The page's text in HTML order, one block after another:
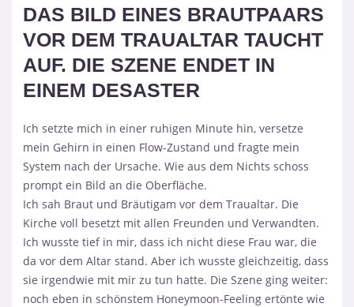
DAS BILD EINES BRAUTPAARS
VOR DEM TRAUALTAR TAUCHT
AUF. DIE SZENE ENDET IN
EINEM DESASTER
Ich setzte mich in einer ruhigen Minute hin, versetze
mein Gehirn in einen Flow-Zustand und fragte mein
System nach der Ursache. Wie aus dem Nichts schoss
prompt ein Bild an die Oberfläche.
Ich sah Braut und Bräutigam vor dem Traualtar. Die
Kirche voll besetzt mit allen Freunden und Verwandten.
Ich wusste tief in mir, dass ich nicht diese Frau war, die
da vor dem Altar stand. Aber ich wusste gleichzeitig, dass
sie irgendwie mit mir zu tun hatte. Die Szene ging weiter:
noch eben in schönstem Honeymoon-Feeling ertönte wie